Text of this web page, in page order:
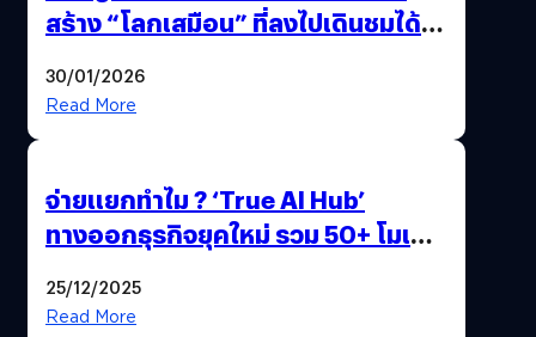
สร้าง “โลกเสมือน” ที่ลงไปเดินชมได้
30/01/2026
Read More
จ่ายแยกทำไม ? ‘True AI Hub’
ทางออกธุรกิจยุคใหม่ รวม 50+ โมเดล
25/12/2025
Read More